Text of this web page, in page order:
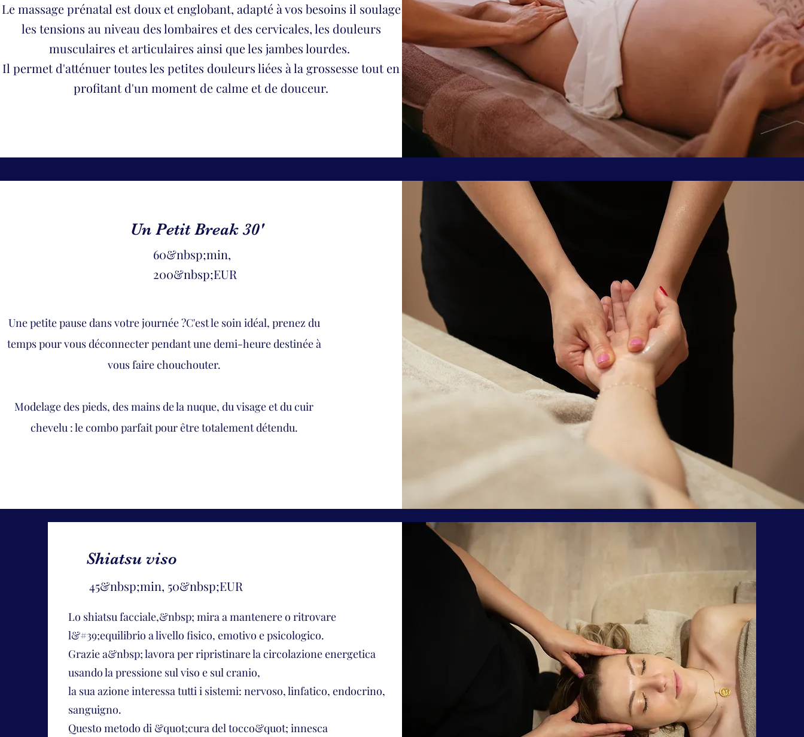
Le massage prénatal est doux et englobant, adapté à vos besoins il soulage
les tensions au niveau des lombaires et des cervicales, les douleurs
musculaires et articulaires ainsi que les jambes lourdes.
Il permet d'atténuer toutes les petites douleurs liées à la grossesse tout en
profitant d'un moment de calme et de douceur.
Un Petit Break 30'
60&nbsp;min,
200&nbsp;EUR
Une petite pause dans votre journée ?C'est le soin idéal, prenez du
temps pour vous déconnecter pendant une demi-heure destinée à
vous faire chouchouter.
Modelage des pieds, des mains de la nuque, du visage et du cuir
chevelu : le combo parfait pour être totalement détendu.
Shiatsu viso
45&nbsp;min, 50&nbsp;EUR
Lo shiatsu facciale,&nbsp; mira a mantenere o ritrovare
l&#39;equilibrio a livello fisico, emotivo e psicologico.
Grazie a&nbsp; lavora per ripristinare la circolazione energetica
usando la pressione sul viso e sul cranio,
la sua azione interessa tutti i sistemi: nervoso, linfatico, endocrino,
sanguigno.
Questo metodo di &quot;cura del tocco&quot; innesca